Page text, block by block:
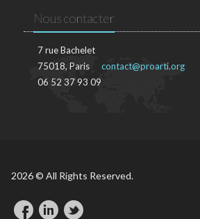
Nous contacter
7 rue Bachelet
75018, Paris
06 52 37 93 09
contact@proarti.org
2026 © All Rights Reserved.